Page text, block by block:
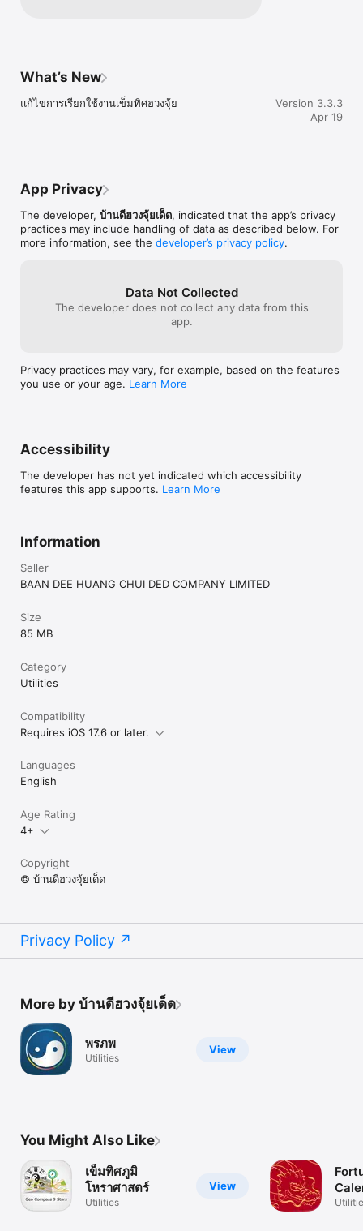
What’s New
แก้ไขการเรียกใช้งานเข็มทิศฮวงจุ้ย
Version 3.3.3
Apr 19
App Privacy
The developer, บ้านดีฮวงจุ้ยเด็ด, indicated that the app’s privacy
practices may include handling of data as described below. For
more information, see the developer’s privacy policy.
Data Not Collected
The developer does not collect any data from this
app.
Privacy practices may vary, for example, based on the features
you use or your age. Learn More
Accessibility
The developer has not yet indicated which accessibility
features this app supports. Learn More
Information
Seller
BAAN DEE HUANG CHUI DED COMPANY LIMITED
Size
85 MB
Category
Utilities
Compatibility
Requires iOS 17.6 or later.
Languages
English
Age Rating
4+
Copyright
© บ้านดีฮวงจุ้ยเด็ด
Privacy Policy
More by บ้านดีฮวงจุ้ยเด็ด
View
พรภพ
Utilities
You Might Also Like
View
เข็มทิศภูมิ
โหราศาสตร์
Utilities